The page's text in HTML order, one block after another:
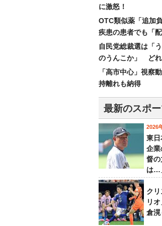
に激怒！
OTC類似薬「追加
疾患の患者でも「
自民党総裁選は「
のうんこか」 どれ
「高市中心」視察
持離れも納得
最新のスポ
2026
東日
企業
督の
は…
ク
リ
倉滉